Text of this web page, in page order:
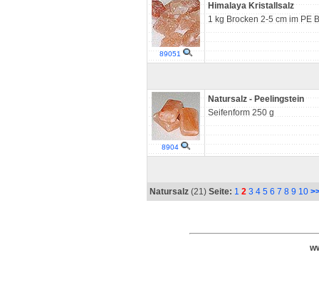
89051
Himalaya Kristallsalz
1 kg Brocken 2-5 cm im PE
8904
Natursalz - Peelingstein
Seifenform 250 g
Natursalz (21) Seite: 1 2 3 4 5 6 7 8 9 10